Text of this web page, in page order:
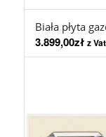
Biała płyta
3.899,00zł z Vat